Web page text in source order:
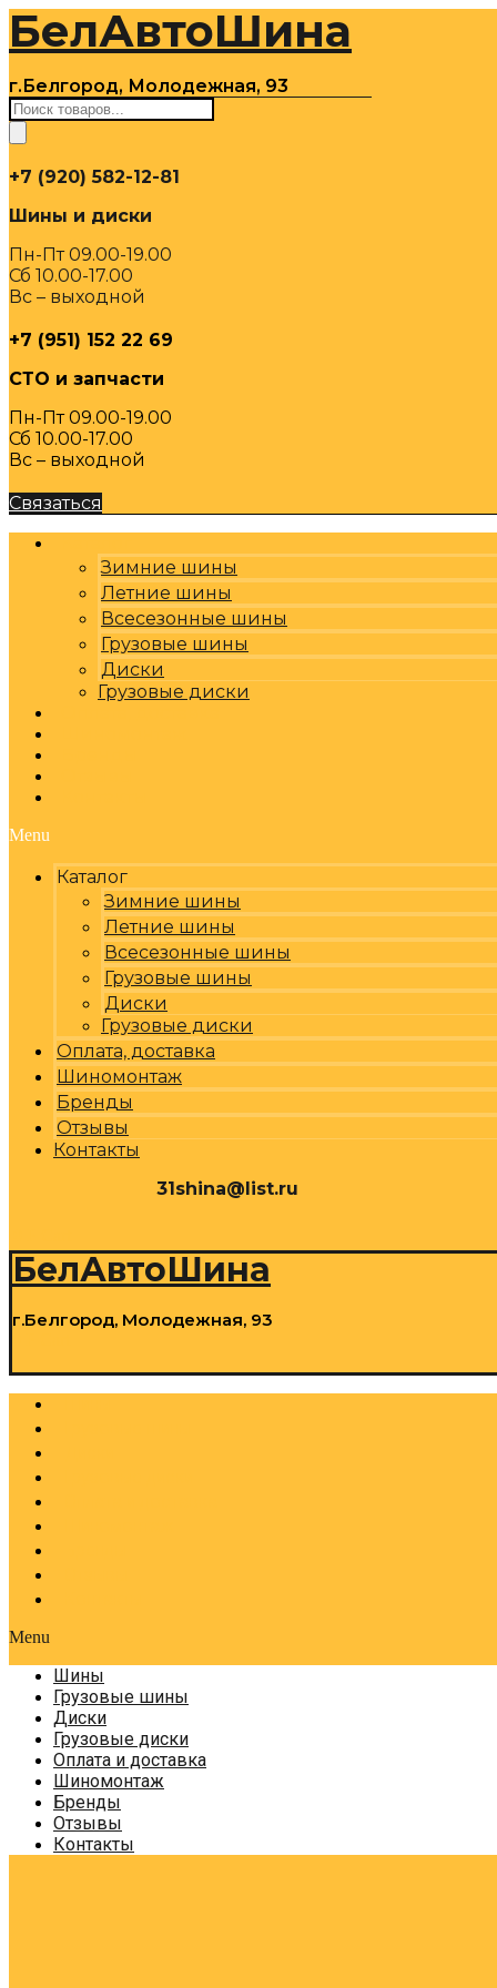
Перейти
содержимому
БелАвтоШина
г.Белгород, Молодежная, 93
Поиск
товаров
+7 (920) 582-12-81
Шины и диски
Пн-Пт 09.00-19.00
Сб 10.00-17.00
Вс – выходной
+7 (951) 152 22 69
СТО и запчасти
Пн-Пт 09.00-19.00
Сб 10.00-17.00
Вс – выходной
Связаться
Зимние шины
Летние шины
Всесезонные шины
Грузовые шины
Диски
Грузовые диски
Menu
Каталог
Зимние шины
Летние шины
Всесезонные шины
Грузовые шины
Диски
Грузовые диски
Оплата, доставка
Шиномонтаж
Бренды
Отзывы
Контакты
31shina@list.ru
БелАвтоШина
г.Белгород, Молодежная, 93
Menu
Шины
Грузовые шины
Диски
Грузовые диски
Оплата и доставка
Шиномонтаж
Бренды
Отзывы
Контакты